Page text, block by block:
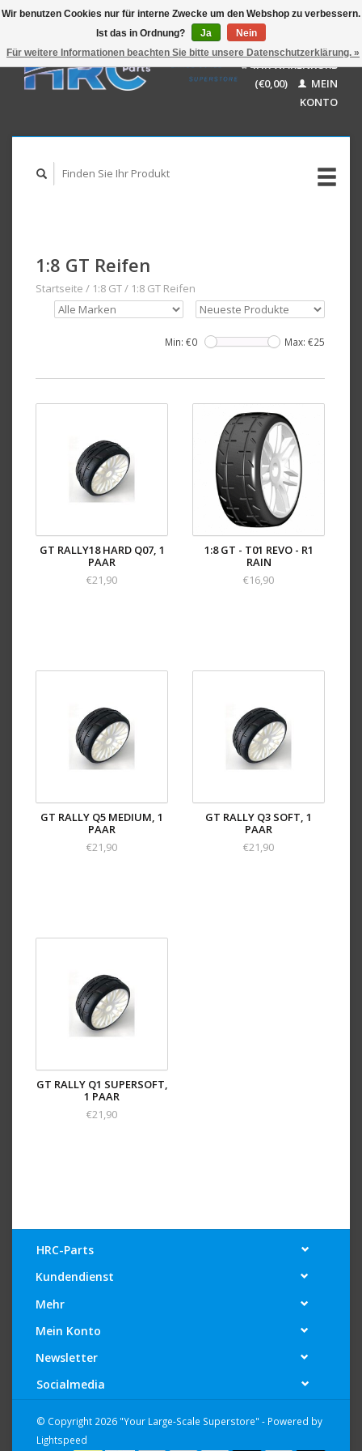
GBP
USD
AUD
Deutsch
English
IHR WARENKORB
(€0,00)
MEIN
KONTO
1:8 GT Reifen
Startseite / 1:8 GT/ 1:8 GT Reifen
Min: €0 Max: €25
GT RALLY18 HARD Q07, 1
PAAR
€21,90
1:8 GT - T01 REVO - R1
RAIN
€16,90
GT RALLY Q5 MEDIUM, 1
PAAR
€21,90
GT RALLY Q3 SOFT, 1
PAAR
€21,90
GT RALLY Q1 SUPERSOFT,
1 PAAR
€21,90
HRC-Parts
Kundendienst
Mehr
Mein Konto
Newsletter
Socialmedia
© Copyright 2026 "Your Large-Scale Superstore" - Powered by
Lightspeed
Wir benutzen Cookies nur für interne Zwecke um den Webshop zu verbessern.
Ist das in Ordnung?
Ja
Nein
Für weitere Informationen beachten Sie bitte unsere Datenschutzerklärung. »